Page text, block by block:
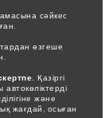
сәйкес
өзгеше
Қазіргі
және
жағдай, осыған